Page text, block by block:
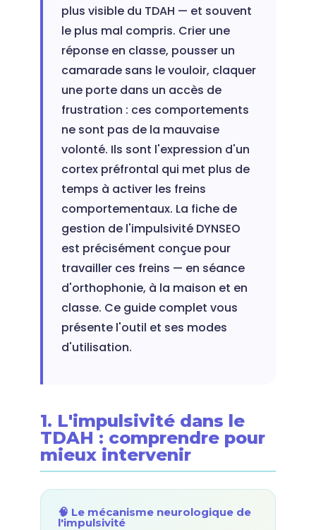
plus visible du TDAH — et souvent
le plus mal compris. Crier une
réponse en classe, pousser un
camarade sans le vouloir, claquer
une porte dans un accès de
frustration : ces comportements
ne sont pas de la mauvaise
volonté. Ils sont l'expression d'un
cortex préfrontal qui met plus de
temps à activer les freins
comportementaux. La fiche de
gestion de l'impulsivité DYNSEO
est précisément conçue pour
travailler ces freins — en séance
d'orthophonie, à la maison et en
classe. Ce guide complet vous
présente l'outil et ses modes
d'utilisation.
1. L'impulsivité dans le
TDAH : comprendre pour
mieux intervenir
🧠 Le mécanisme neurologique de
l'impulsivité